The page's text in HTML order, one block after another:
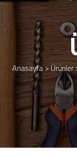
Anasayfa>Ürünler